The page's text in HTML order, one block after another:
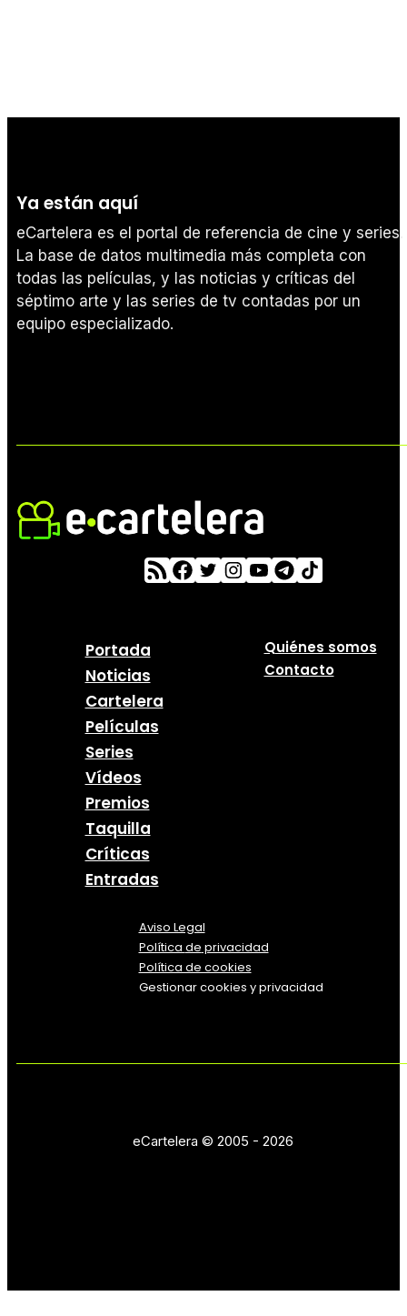
Ya están aquí
eCartelera es el portal de referencia de cine y series.
La base de datos multimedia más completa con
todas las películas, y las noticias y críticas del
séptimo arte y las series de tv contadas por un
equipo especializado.
Portada
Noticias
Cartelera
Películas
Series
Vídeos
Premios
Taquilla
Críticas
Entradas
Quiénes somos
Contacto
Aviso Legal
Política de privacidad
Política de cookies
Gestionar cookies y privacidad
eCartelera © 2005 - 2026